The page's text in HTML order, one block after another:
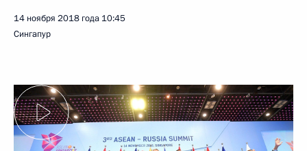
14 ноября 2018 года 10:45
Сингапур